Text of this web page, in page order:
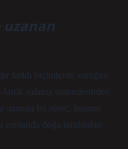
uzanan
farklı biçimlerde varlığını
sulama sistemlerinden
uzanan bu süreç, insanın
zamanda doğa tarafından